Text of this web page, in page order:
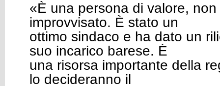
«È una persona di valore,
improvvisato. È stato un
ottimo sindaco e ha dato un
suo incarico barese. È
una risorsa importante della
lo decideranno il